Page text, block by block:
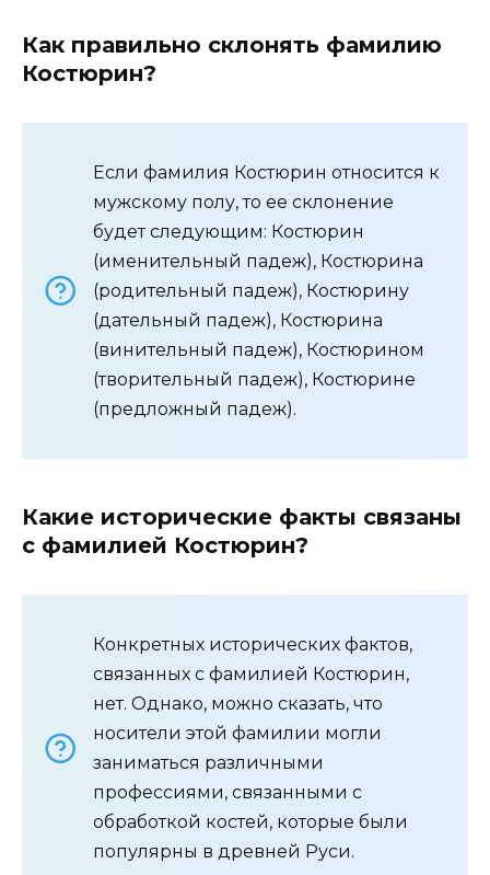
Как правильно склонять фамилию
Костюрин?
Если фамилия Костюрин относится к
мужскому полу, то ее склонение
будет следующим: Костюрин
(именительный падеж), Костюрина
(родительный падеж), Костюрину
(дательный падеж), Костюрина
(винительный падеж), Костюрином
(творительный падеж), Костюрине
(предложный падеж).
Какие исторические факты связаны
с фамилией Костюрин?
Конкретных исторических фактов,
связанных с фамилией Костюрин,
нет. Однако, можно сказать, что
носители этой фамилии могли
заниматься различными
профессиями, связанными с
обработкой костей, которые были
популярны в древней Руси.